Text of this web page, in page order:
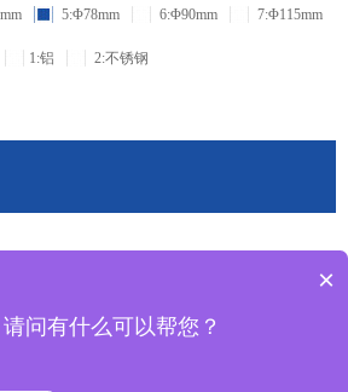
5:Φ78mm 6:Φ90mm 7:Φ115mm
1:铝 2:不锈钢
×
问有什么可以帮您？